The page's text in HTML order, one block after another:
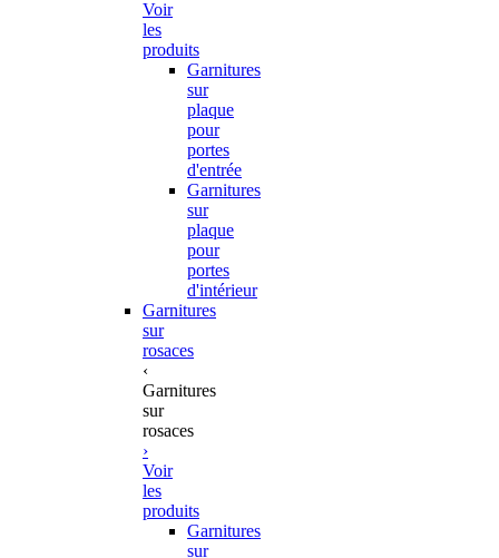
Voir
les
produits
Garnitures
sur
plaque
pour
portes
d'entrée
Garnitures
sur
plaque
pour
portes
d'intérieur
Garnitures
sur
rosaces
‹
Garnitures
sur
rosaces
›
Voir
les
produits
Garnitures
sur